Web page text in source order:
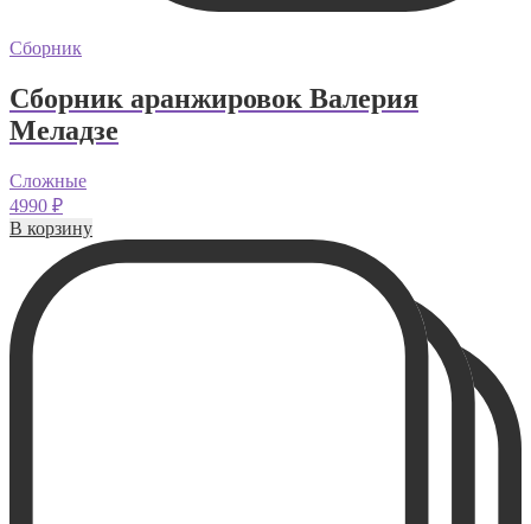
Сборник
Сборник аранжировок Валерия
Меладзе
Сложные
4990 ₽
В корзину